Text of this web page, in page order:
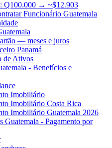
Q100.000 → ~$12.903
Funcionário Guatemala
— meses e juros
Panamá
de Ativos
- Benefícios e
Imobiliário
Imobiliário Costa Rica
Imobiliário Guatemala 2026
Guatemala - Pagamento por